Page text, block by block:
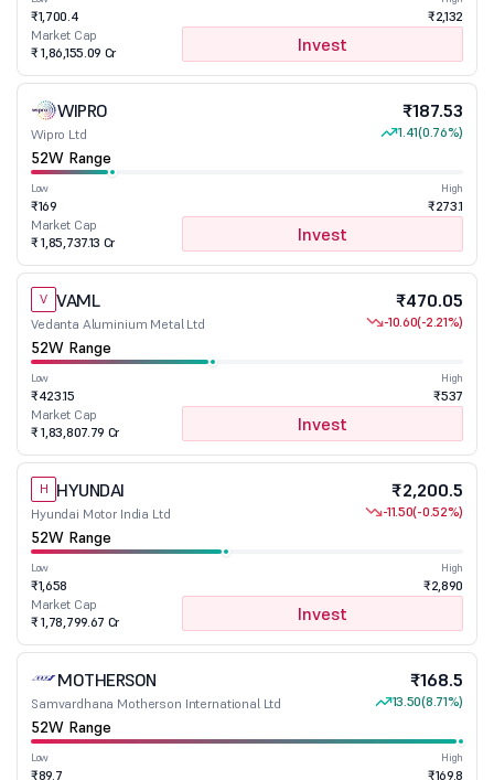
₹1,700.4
₹2,132
Market Cap
₹ 1,86,155.09 Cr
Invest
WIPRO
Wipro Ltd
₹187.53
1.41(0.76%)
52W Range
Low
₹169
High
₹273.1
Market Cap
₹ 1,85,737.13 Cr
Invest
V VAML
Vedanta Aluminium Metal Ltd
₹470.05
-10.60(-2.21%)
52W Range
Low
₹423.15
High
₹537
Market Cap
₹ 1,83,807.79 Cr
Invest
H HYUNDAI
Hyundai Motor India Ltd
₹2,200.5
-11.50(-0.52%)
52W Range
Low
₹1,658
High
₹2,890
Market Cap
₹ 1,78,799.67 Cr
Invest
MOTHERSON
Samvardhana Motherson International Ltd
₹168.5
13.50(8.71%)
52W Range
Low
₹89.7
High
₹169.8